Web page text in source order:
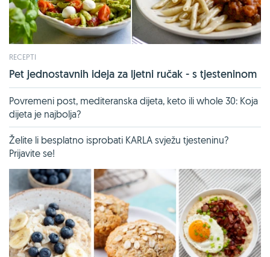
RECEPTI
Pet jednostavnih ideja za ljetni ručak - s tjesteninom
Povremeni post, mediteranska dijeta, keto ili whole 30: Koja
dijeta je najbolja?
Želite li besplatno isprobati KARLA svježu tjesteninu?
Prijavite se!